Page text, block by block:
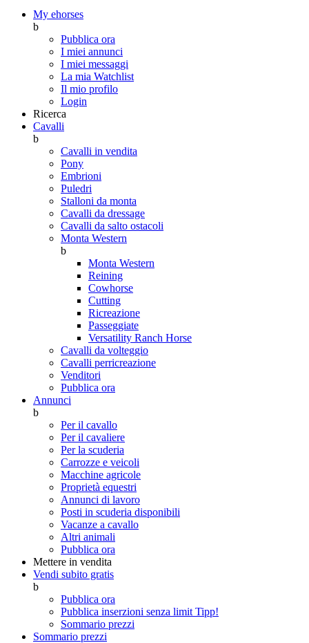
My ehorses
b
Pubblica ora
I miei annunci
I miei messaggi
La mia Watchlist
Il mio profilo
Login
Ricerca
Cavalli
b
Cavalli in vendita
Pony
Embrioni
Puledri
Stalloni da monta
Cavalli da dressage
Cavalli da salto ostacoli
Monta Western
b
Monta Western
Reining
Cowhorse
Cutting
Ricreazione
Passeggiate
Versatility Ranch Horse
Cavalli da volteggio
Cavalli perricreazione
Venditori
Pubblica ora
Annunci
b
Per il cavallo
Per il cavaliere
Per la scuderia
Carrozze e veicoli
Macchine agricole
Proprietà equestri
Annunci di lavoro
Posti in scuderia disponibili
Vacanze a cavallo
Altri animali
Pubblica ora
Mettere in vendita
Vendi subito gratis
b
Pubblica ora
Pubblica inserzioni senza limit Tipp!
Sommario prezzi
Sommario prezzi